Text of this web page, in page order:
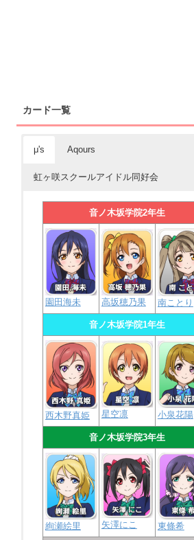
カード一覧
μ's Aqours
虹ヶ咲スクールアイドル同好会
音ノ木坂学院2年生
園田海未 高坂穂乃果 南ことり
音ノ木坂学院1年生
西木野真姫 星空凛 小泉花陽
音ノ木坂学院3年生
絢瀬絵里 矢澤にこ 東條希